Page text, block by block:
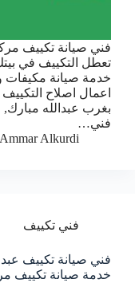
فني صيانة تكييف
تعطل التكييف في
خدمة صيانة مكيفات
اعمال اصلاح
بغرب عبدالله مبارك,
فني…
Ammar Alkurdi
فني تكييف
خدمة صيانة تكييف